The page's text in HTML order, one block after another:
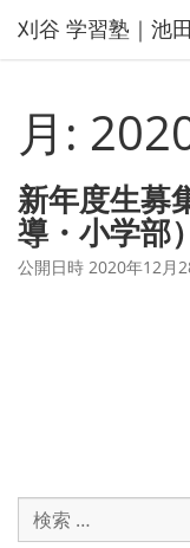
刈谷 学習塾｜池
月:
新年度生募
導・小学部）
公開日時 2020年12月